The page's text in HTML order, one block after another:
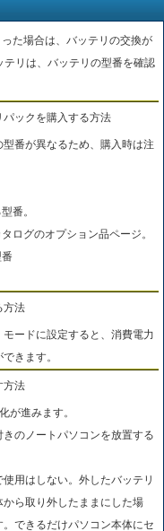
た場合は、バッテリの交換が
リは、バッテリの型番を確認
ックを購入する方法
番が異なるため、購入時は注
番。
ログのオプション品ページ。
方法
ードに設定すると、消費電力
きます。
方法
が進みます。
のノートパソコンを放置する
用はしない。外したバッテリ
ら取り外したままにした場
できるだけパソコン本体にセ